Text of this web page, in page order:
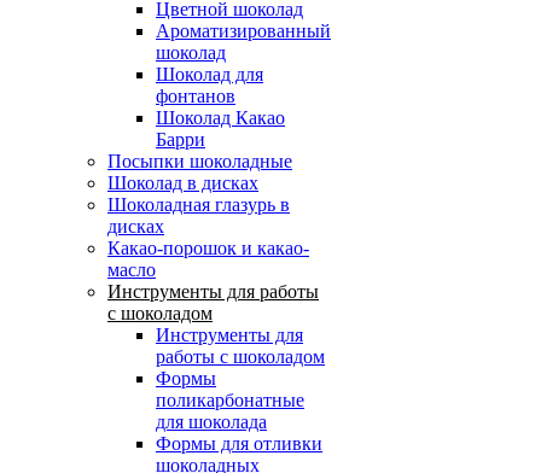
Цветной шоколад
Ароматизированный
шоколад
Шоколад для
фонтанов
Шоколад Какао
Барри
Посыпки шоколадные
Шоколад в дисках
Шоколадная глазурь в
дисках
Какао-порошок и какао-
масло
Инструменты для работы
с шоколадом
Инструменты для
работы с шоколадом
Формы
поликарбонатные
для шоколада
Формы для отливки
шоколадных